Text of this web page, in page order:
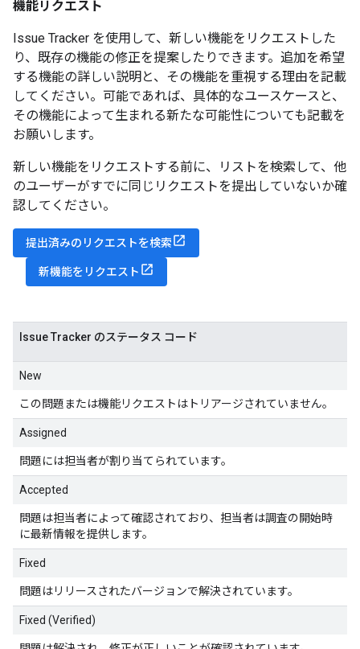
機能リクエスト
Issue Tracker を使用して、新しい機能をリクエストした
り、既存の機能の修正を提案したりできます。追加を希望
する機能の詳しい説明と、その機能を重視する理由を記載
してください。可能であれば、具体的なユースケースと、
その機能によって生まれる新たな可能性についても記載を
お願いします。
新しい機能をリクエストする前に、リストを検索して、他
のユーザーがすでに同じリクエストを提出していないか確
認してください。
提出済みのリクエストを検索
新機能をリクエスト
Issue Tracker のステータス コード
New
この問題または機能リクエストはトリアージされていません。
Assigned
問題には担当者が割り当てられています。
Accepted
問題は担当者によって確認されており、担当者は調査の開始時
に最新情報を提供します。
Fixed
問題はリリースされたバージョンで解決されています。
Fixed (Verified)